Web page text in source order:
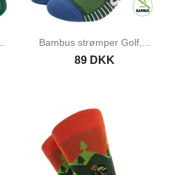
Bambus strømper Golf,...
89 DKK